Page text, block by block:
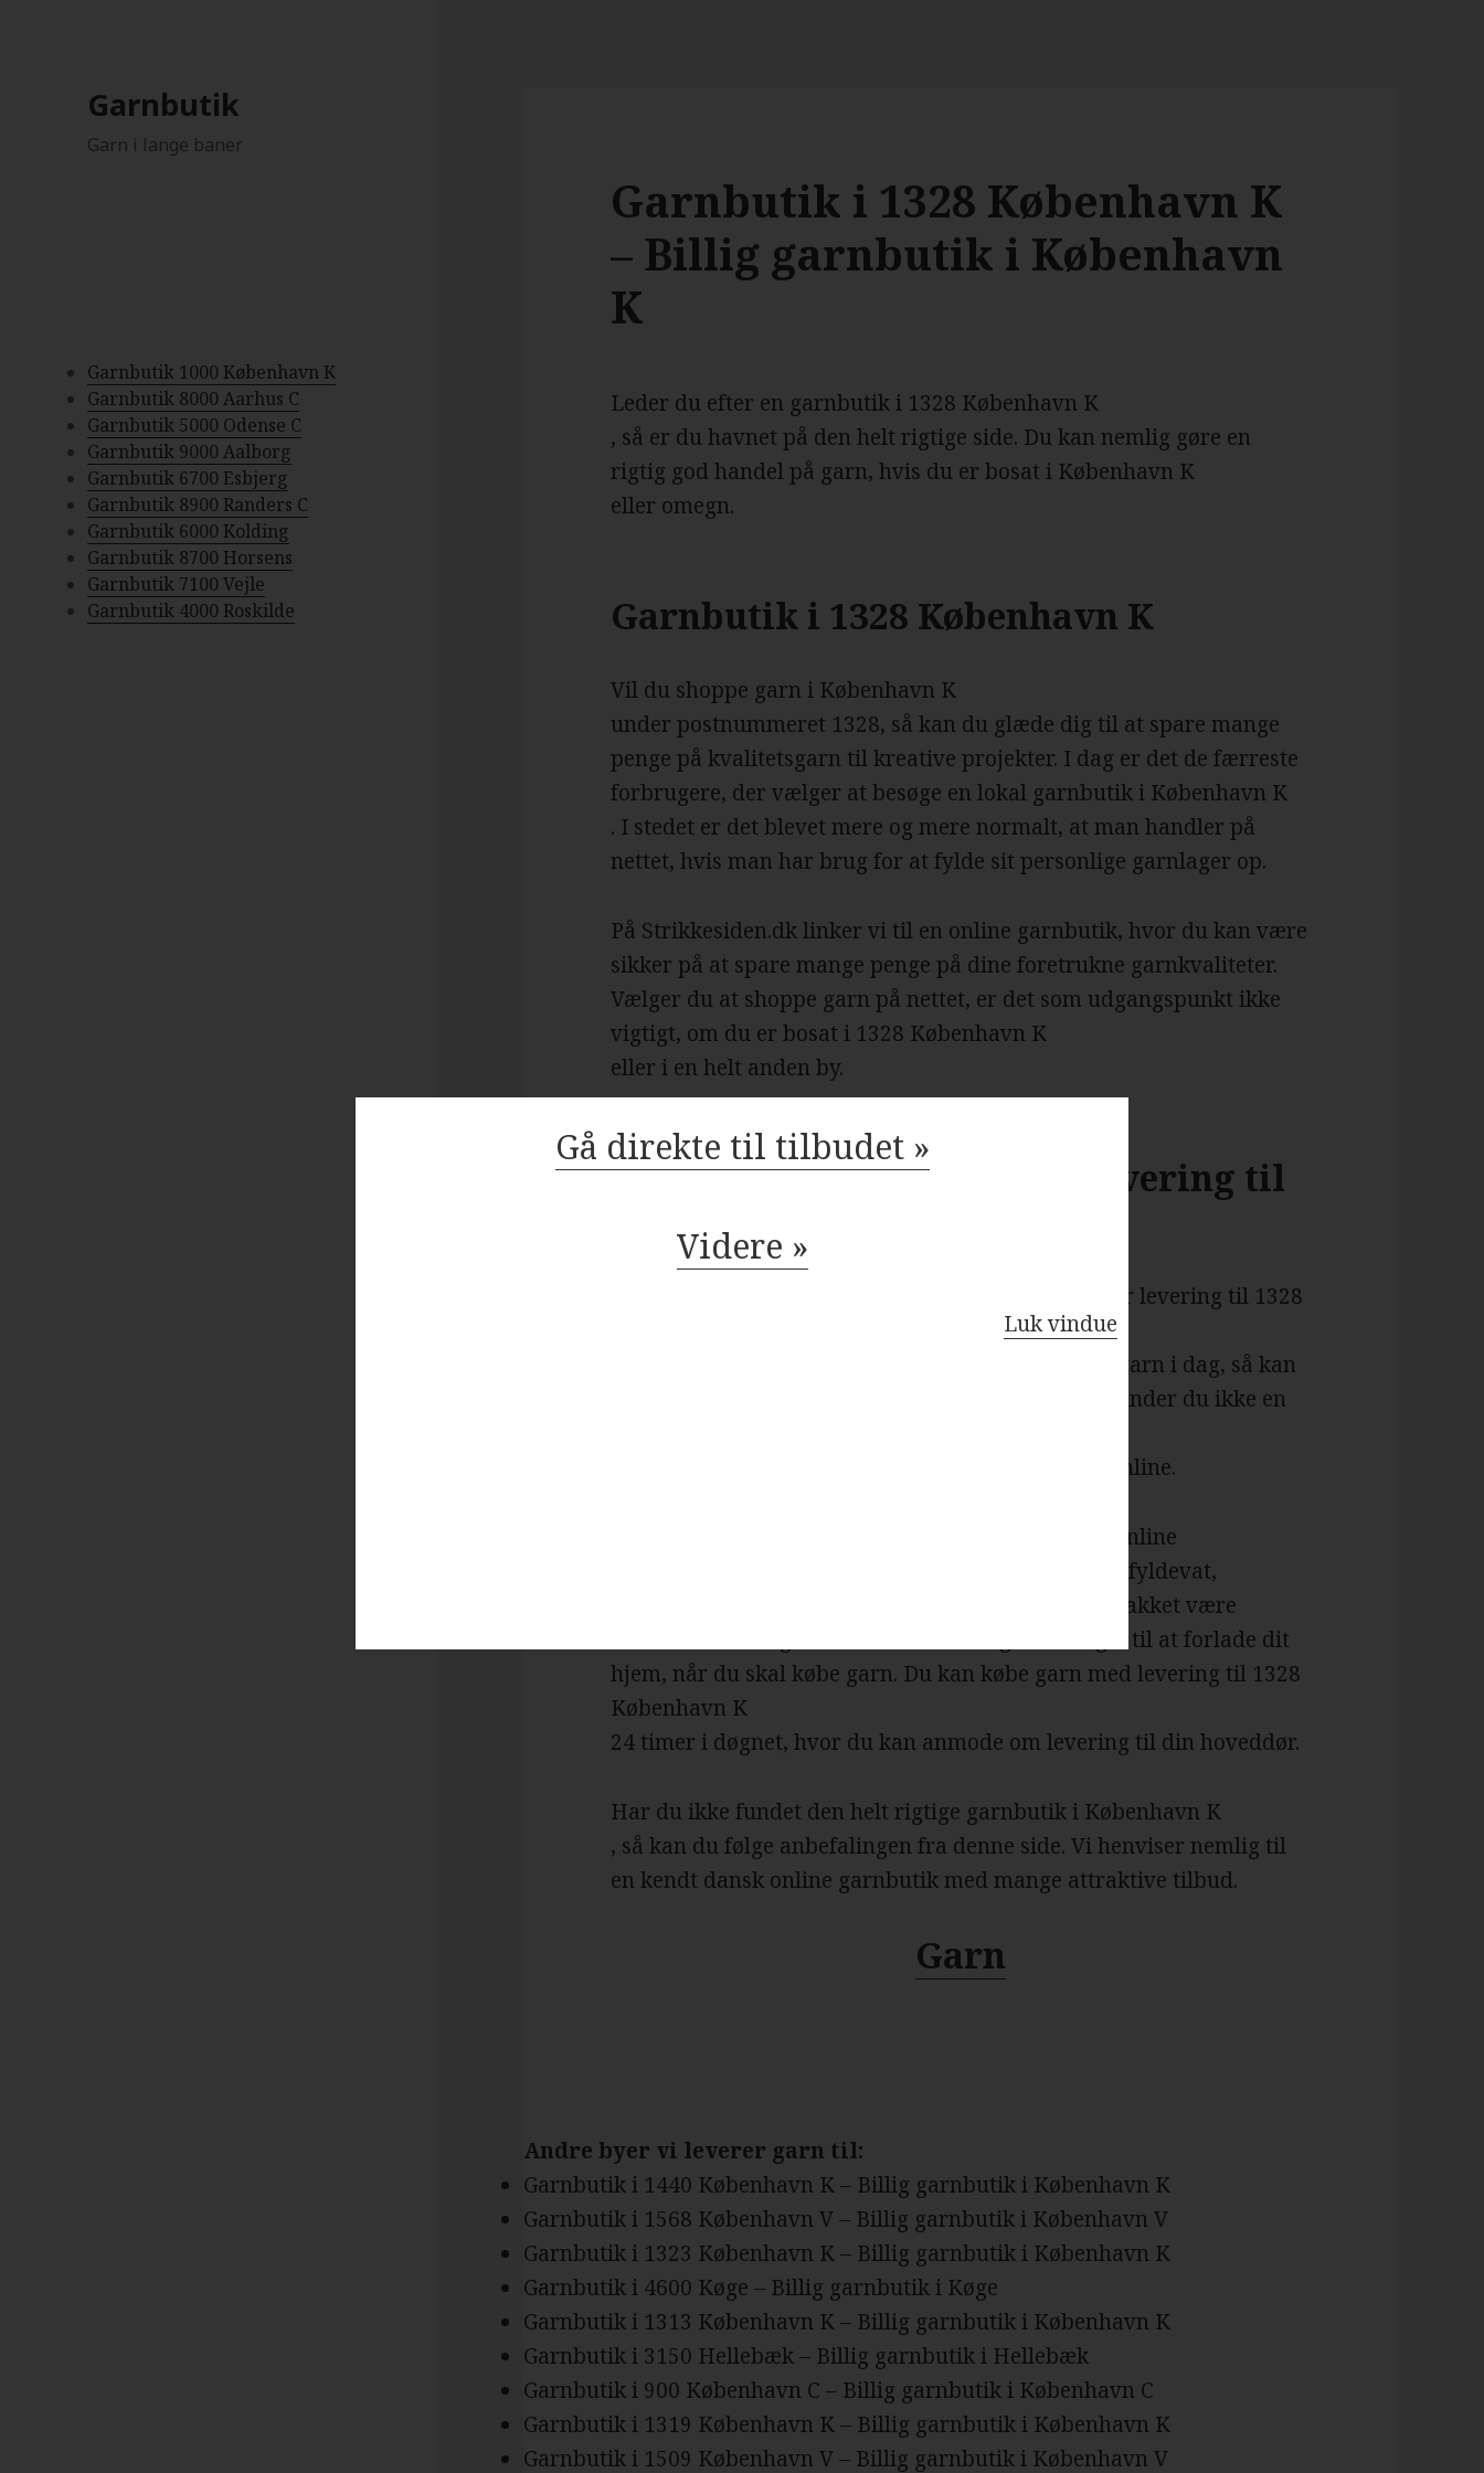
Garnbutik
Garn i lange baner
Garnbutik 1000 København K
Garnbutik 8000 Aarhus C
Garnbutik 5000 Odense C
Garnbutik 9000 Aalborg
Garnbutik 6700 Esbjerg
Garnbutik 8900 Randers C
Garnbutik 6000 Kolding
Garnbutik 8700 Horsens
Garnbutik 7100 Vejle
Garnbutik 4000 Roskilde
Garnbutik i 1328 København K
– Billig garnbutik i København
K
Leder du efter en garnbutik i 1328 København K
, så er du havnet på den helt rigtige side. Du kan nemlig gøre en
rigtig god handel på garn, hvis du er bosat i København K
eller omegn.
Garnbutik i 1328 København K
Vil du shoppe garn i København K
under postnummeret 1328, så kan du glæde dig til at spare mange
penge på kvalitetsgarn til kreative projekter. I dag er det de færreste
forbrugere, der vælger at besøge en lokal garnbutik i København K
. I stedet er det blevet mere og mere normalt, at man handler på
nettet, hvis man har brug for at fylde sit personlige garnlager op.
På Strikkesiden.dk linker vi til en online garnbutik, hvor du kan være
sikker på at spare mange penge på dine foretrukne garnkvaliteter.
Vælger du at shoppe garn på nettet, er det som udgangspunkt ikke
vigtigt, om du er bosat i 1328 København K
eller i en helt anden by.
Danske garnbutikker med levering til
1328 København K
Der findes mange danske garnbutikker, der tilbyder levering til 1328
og resten af landet for den sags skyld. Bestiller du garn i dag, så kan
du få leveret din bestilling inden for få hverdage. Finder du ikke en
, så kan du trøste dig med, at du altid kan handle online.
Der er ingen grænser for, hvad man kan købe hos online
garnbutikker. Det omfatter bl.a. garn, strikkepinde, fyldevat,
hæklenåle og mange andre nyttige hobbyartikler. Takket være
internettets muligheder er du ikke længere tvunget til at forlade dit
hjem, når du skal købe garn. Du kan købe garn med levering til 1328
København K
24 timer i døgnet, hvor du kan anmode om levering til din hoveddør.
Har du ikke fundet den helt rigtige garnbutik i København K
, så kan du følge anbefalingen fra denne side. Vi henviser nemlig til
en kendt dansk online garnbutik med mange attraktive tilbud.
Gå direkte til tilbudet »
Videre »
Luk vindue
Garn
Andre byer vi leverer garn til:
Garnbutik i 1440 København K – Billig garnbutik i København K
Garnbutik i 1568 København V – Billig garnbutik i København V
Garnbutik i 1323 København K – Billig garnbutik i København K
Garnbutik i 4600 Køge – Billig garnbutik i Køge
Garnbutik i 1313 København K – Billig garnbutik i København K
Garnbutik i 3150 Hellebæk – Billig garnbutik i Hellebæk
Garnbutik i 900 København C – Billig garnbutik i København C
Garnbutik i 1319 København K – Billig garnbutik i København K
Garnbutik i 1509 København V – Billig garnbutik i København V